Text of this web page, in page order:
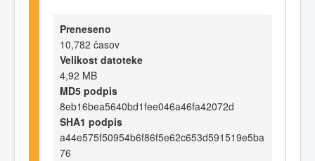
Preneseno
10,782 časov
Velikost datoteke
4,92 MB
MD5 podpis
8eb16bea5640bd1fee046a46fa42072d
SHA1 podpis
a44e575f50954b6f86f5e62c653d591519e5ba
76